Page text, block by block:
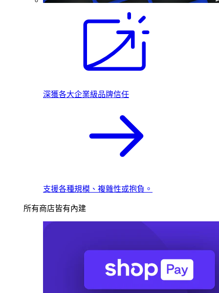
深獲各大企業級品牌信任
支援各種規模、複雜性或抱負。
所有商店皆有內建